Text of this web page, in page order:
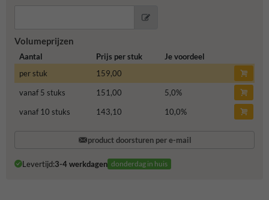
Volumeprijzen
Aantal Prijs per stuk
Je voordeel
per stuk
159,00
vanaf 5 stuks
151,00 5,0%
vanaf 10 stuks
143,10 10,0%
product doorsturen per e-mail
Levertijd:3-4 werkdagen donderdag in huis